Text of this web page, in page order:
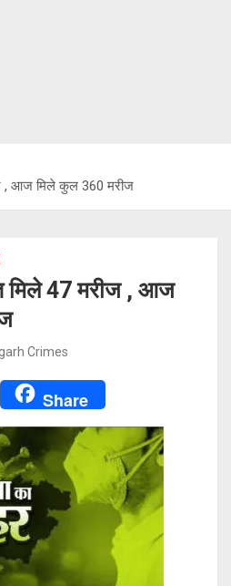
, आज मिले कुल 360 मरीज
मिले 47 मरीज , आज
Crimes
T
Share